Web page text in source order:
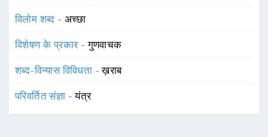
विलोम शब्द - अच्छा
विशेषण के प्रकार -गुणवाचक
शब्द-विन्यास विविधता -ख़राब
परिवर्तित संज्ञा -यंत्र